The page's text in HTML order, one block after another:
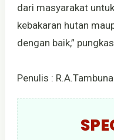
dari masyarakat
kebakaran hutan
dengan baik,”
Penulis :